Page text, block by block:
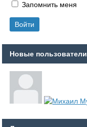
Запомнить меня
Новые пользователи